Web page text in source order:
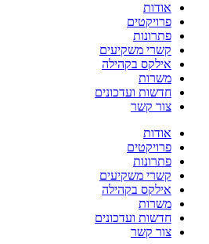
אודות
פרויקטים
פתרונות
קשרי משקיעים
אילקס בקהילה
משרות
חדשות ועדכונים
צור קשר
אודות
פרויקטים
פתרונות
קשרי משקיעים
אילקס בקהילה
משרות
חדשות ועדכונים
צור קשר